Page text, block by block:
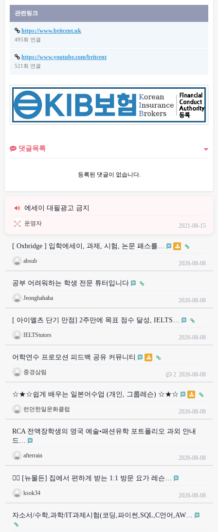
관련링크
https://www.britcent.uk
495회 연결
https://www.youtube.com/britcent
521회 연결
댓글목록
등록된 댓글이 없습니다.
에세이 대필광고 금지
운영자 2021-08-15
[ Oxbridge ] 입학에세이, 과제, 시험, 논문 패스를…
absub 2026-08-08
공부 어려워하는 학생 전문 튜터입니다
Jeonghahaha 2026-08-08
[ 아이엘츠 단기 만점] 2주만에 목표 점수 달성, IELTS…
IELTStutors 2026-08-08
어학연수 프로모션 피드백 공유 커뮤니티
중경삼림 2 2026-08-08
☆★☆쉽게 배우는 일본어수업 (개인, 그룹레슨) ☆★☆
런던한일문화클럽 2026-08-08
RCA 전액장학생의 영국 예술•패션유학 포트폴리오 과외 안내
드…
afterrain 2026-08-08
🧘‍♀️ [뉴몰든] 집에서 편하게 받는 1:1 방문 요가 레슨…
ksok34 2026-08-08
자소서/수학,과학/IT과제시험(코딩,파이썬,SQL,C언어,AW…